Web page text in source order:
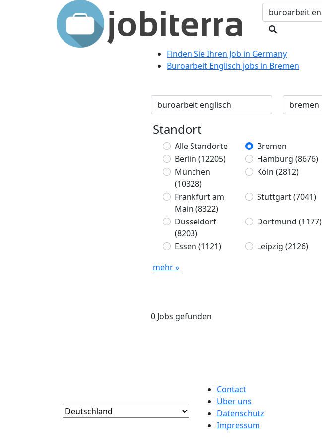
Finden Sie Ihren Job in Germany
Buroarbeit Englisch jobs in Bremen
Standort
Alle Standorte
Bremen
Berlin (12205) Hamburg (8676)
München
(10328)
Köln (2812)
Frankfurt am
Main (8322)
Stuttgart(7041)
Düsseldorf
(8203)
Dortmund (1177)
Essen (1121) Leipzig (2126)
mehr »
0 Jobs gefunden
Contact
Über uns
Datenschutz
Impressum